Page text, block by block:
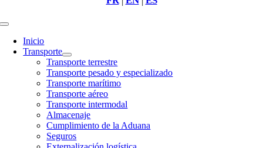
Toggle
Navigation
Inicio
Transporte
Transporte terrestre
Transporte pesado y especializado
Transporte marítimo
Transporte aéreo
Transporte intermodal
Almacenaje
Cumplimiento de la Aduana
Seguros